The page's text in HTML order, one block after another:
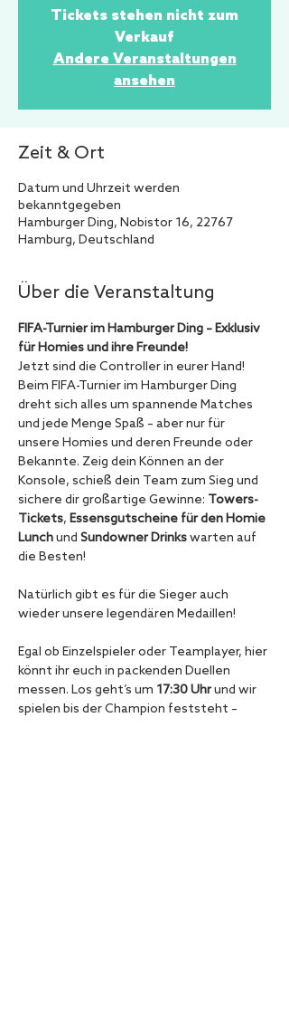
Tickets stehen nicht zum
Verkauf
Andere Veranstaltungen
ansehen
Zeit & Ort
Datum und Uhrzeit werden
bekanntgegeben
Hamburger Ding, Nobistor 16, 22767
Hamburg, Deutschland
Über die Veranstaltung
FIFA-Turnier im Hamburger Ding – Exklusiv
für Homies und ihre Freunde!
Jetzt sind die Controller in eurer Hand!
Beim FIFA-Turnier im Hamburger Ding
dreht sich alles um spannende Matches
und jede Menge Spaß – aber nur für
unsere Homies und deren Freunde oder
Bekannte. Zeig dein Können an der
Konsole, schieß dein Team zum Sieg und
sichere dir großartige Gewinne: Towers-
Tickets, Essensgutscheine für den Homie
Lunch und Sundowner Drinks warten auf
die Besten!
Natürlich gibt es für die Sieger auch
wieder unsere legendären Medaillen!
Egal ob Einzelspieler oder Teamplayer, hier
könnt ihr euch in packenden Duellen
messen. Los geht’s um 17:30 Uhr und wir
spielen bis der Champion feststeht –